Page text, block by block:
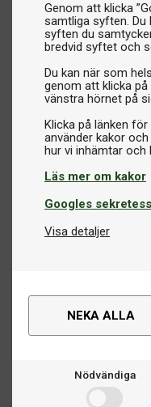
Genom att klicka
samtliga syften. Du
syften du
bredvid syftet och
Du kan när som
genom att klicka på
vänstra hörnet på
Klicka på länken
använder kakor
Läs mer om kakor
Googles
Visa detaljer
NEKA ALLA
Nödvändiga